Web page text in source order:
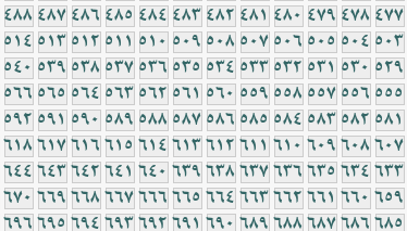
477
478
479
480
481
482
483
484
485
486
487
488
503
504
505
506
507
508
509
510
511
512
513
514
529
530
531
532
533
534
535
536
537
538
539
540
555
556
557
558
559
560
561
562
563
564
565
566
581
582
583
584
585
586
587
588
589
590
591
592
607
608
609
610
611
612
613
614
615
616
617
618
633
634
635
636
637
638
639
640
641
642
643
644
659
660
661
662
663
664
665
666
667
668
669
670
685
686
687
688
689
690
691
692
693
694
695
696